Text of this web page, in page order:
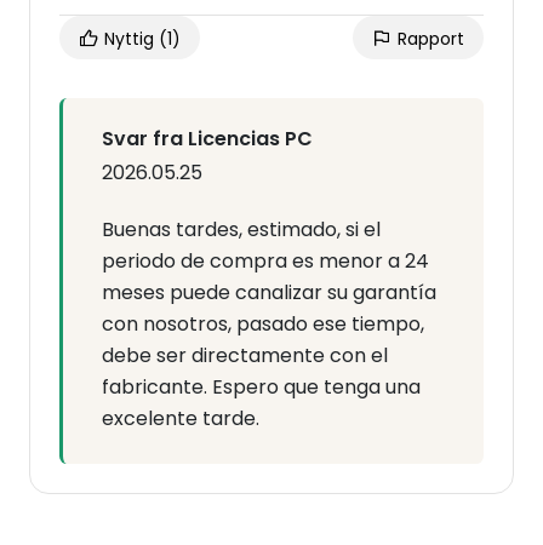
Nyttig (1) Rapport
Svar fra Licencias PC
2026.05.25
Buenas tardes, estimado, si el
periodo de compra es menor a 24
meses puede canalizar su garantía
con nosotros, pasado ese tiempo,
debe ser directamente con el
fabricante. Espero que tenga una
excelente tarde.